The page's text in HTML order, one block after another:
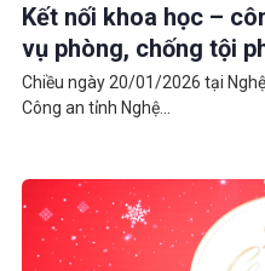
Kết nối khoa học –
vụ phòng, chống tội
Chiều ngày 20/01/2026 tại
Công an tỉnh Nghệ...